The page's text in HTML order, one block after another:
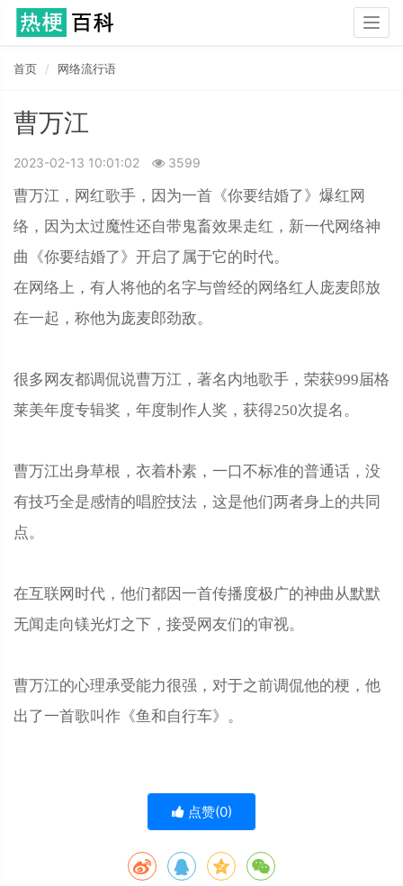
首页 网络流行语
曹万江
2023-02-13 10:01:02 3599
曹万江，网红歌手，因为一首《你要结婚了》爆红网
络，因为太过魔性还自带鬼畜效果走红，新一代网络神
曲《你要结婚了》开启了属于它的时代。
在网络上，有人将他的名字与曾经的网络红人庞麦郎放
在一起，称他为庞麦郎劲敌。
很多网友都调侃说曹万江，著名内地歌手，荣获999届格
莱美年度专辑奖，年度制作人奖，获得250次提名。
曹万江出身草根，衣着朴素，一口不标准的普通话，没
有技巧全是感情的唱腔技法，这是他们两者身上的共同
点。
在互联网时代，他们都因一首传播度极广的神曲从默默
无闻走向镁光灯之下，接受网友们的审视。
曹万江的心理承受能力很强，对于之前调侃他的梗，他
出了一首歌叫作《鱼和自行车》。
点赞(0)